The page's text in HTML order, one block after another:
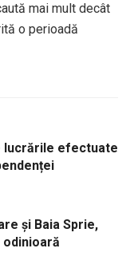
mai mult decât
o perioadă
lucrările efectuate
și Baia Sprie,